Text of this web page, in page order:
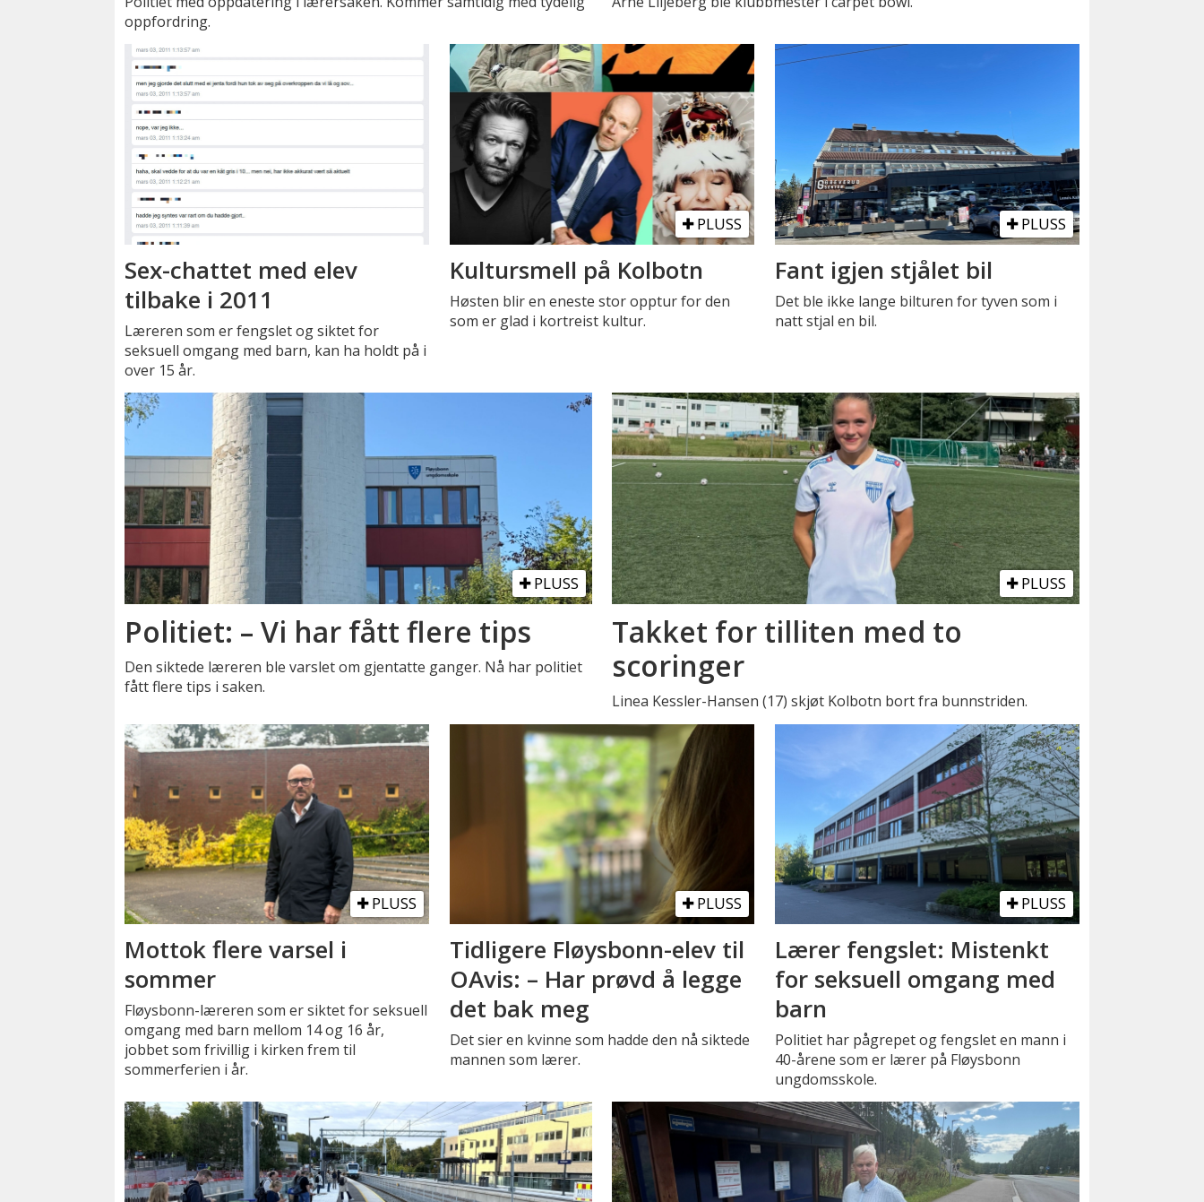
oppfordring.
Sex-chattet med elev
tilbake i 2011
Læreren som er fengslet og siktet for
seksuell omgang med barn, kan ha holdt på i
over 15 år.
PLUSS
Kultursmell på Kolbotn
Høsten blir en eneste stor opptur for den
som er glad i kortreist kultur.
PLUSS
Fant igjen stjålet bil
Det ble ikke lange bilturen for tyven som i
natt stjal en bil.
PLUSS
Politiet: – Vi har fått flere tips
Den siktede læreren ble varslet om gjentatte ganger. Nå har politiet
fått flere tips i saken.
PLUSS
Takket for tilliten med to
scoringer
Linea Kessler-Hansen (17) skjøt Kolbotn bort fra bunnstriden.
PLUSS
Mottok flere varsel i
sommer
Fløysbonn-læreren som er siktet for seksuell
omgang med barn mellom 14 og 16 år,
jobbet som frivillig i kirken frem til
sommerferien i år.
PLUSS
Tidligere Fløysbonn-elev til
OAvis: – Har prøvd å legge
det bak meg
Det sier en kvinne som hadde den nå siktede
mannen som lærer.
PLUSS
Lærer fengslet: Mistenkt
for seksuell omgang med
barn
Politiet har pågrepet og fengslet en mann i
40-årene som er lærer på Fløysbonn
ungdomsskole.